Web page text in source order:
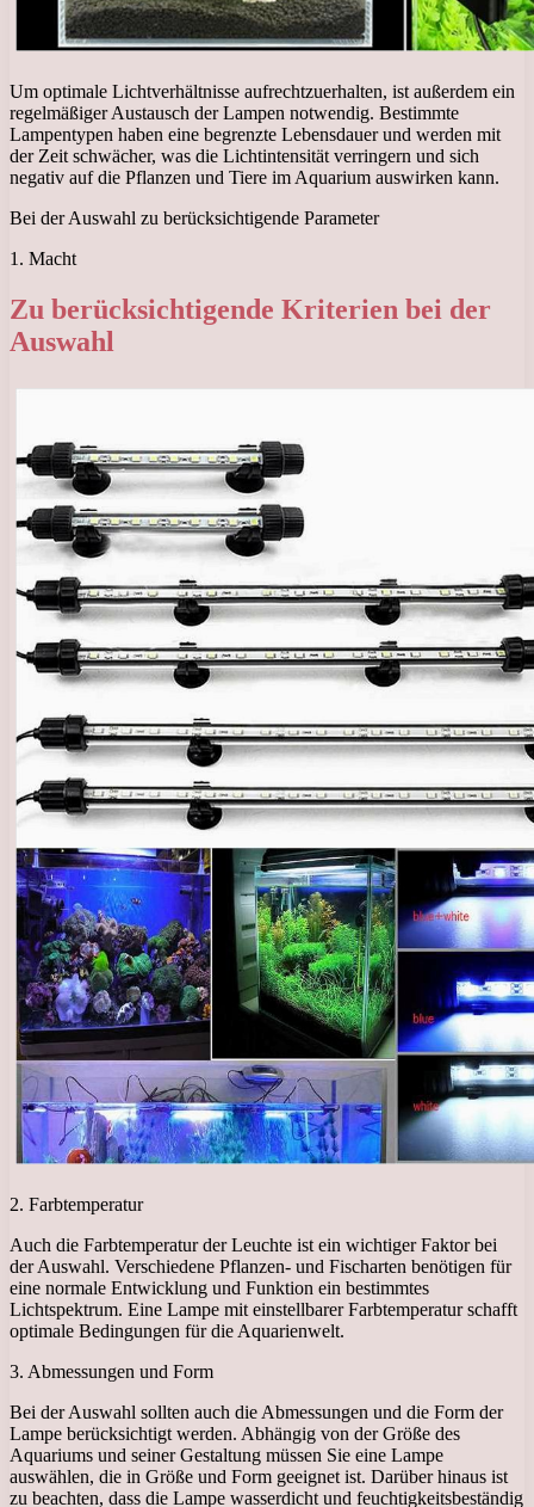
Um optimale Lichtverhältnisse aufrechtzuerhalten, ist außerdem ein
regelmäßiger Austausch der Lampen notwendig. Bestimmte
Lampentypen haben eine begrenzte Lebensdauer und werden mit
der Zeit schwächer, was die Lichtintensität verringern und sich
negativ auf die Pflanzen und Tiere im Aquarium auswirken kann.
Bei der Auswahl zu berücksichtigende Parameter
1. Macht
Zu berücksichtigende Kriterien bei der
Auswahl
2. Farbtemperatur
Auch die Farbtemperatur der Leuchte ist ein wichtiger Faktor bei
der Auswahl. Verschiedene Pflanzen- und Fischarten benötigen für
eine normale Entwicklung und Funktion ein bestimmtes
Lichtspektrum. Eine Lampe mit einstellbarer Farbtemperatur schafft
optimale Bedingungen für die Aquarienwelt.
3. Abmessungen und Form
Bei der Auswahl sollten auch die Abmessungen und die Form der
Lampe berücksichtigt werden. Abhängig von der Größe des
Aquariums und seiner Gestaltung müssen Sie eine Lampe
auswählen, die in Größe und Form geeignet ist. Darüber hinaus ist
zu beachten, dass die Lampe wasserdicht und feuchtigkeitsbeständig